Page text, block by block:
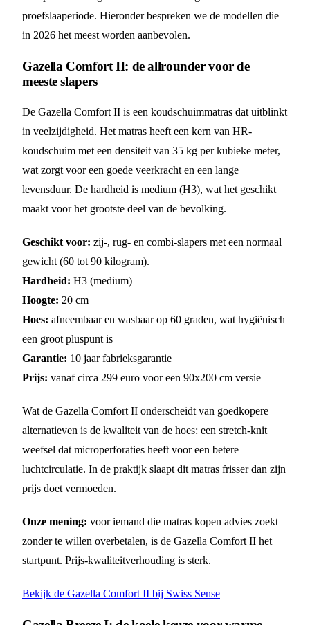
proefslaaperiode. Hieronder bespreken we de modellen die
in 2026 het meest worden aanbevolen.
Gazella Comfort II: de allrounder voor de
meeste slapers
De Gazella Comfort II is een koudschuimmatras dat uitblinkt
in veelzijdigheid. Het matras heeft een kern van HR-
koudschuim met een densiteit van 35 kg per kubieke meter,
wat zorgt voor een goede veerkracht en een lange
levensduur. De hardheid is medium (H3), wat het geschikt
maakt voor het grootste deel van de bevolking.
Geschikt voor: zij-, rug- en combi-slapers met een normaal
gewicht (60 tot 90 kilogram).
Hardheid: H3 (medium)
Hoogte: 20 cm
Hoes: afneembaar en wasbaar op 60 graden, wat hygiënisch
een groot pluspunt is
Garantie: 10 jaar fabrieksgarantie
Prijs: vanaf circa 299 euro voor een 90x200 cm versie
Wat de Gazella Comfort II onderscheidt van goedkopere
alternatieven is de kwaliteit van de hoes: een stretch-knit
weefsel dat microperforaties heeft voor een betere
luchtcirculatie. In de praktijk slaapt dit matras frisser dan zijn
prijs doet vermoeden.
Onze mening: voor iemand die matras kopen advies zoekt
zonder te willen overbetalen, is de Gazella Comfort II het
startpunt. Prijs-kwaliteitverhouding is sterk.
Bekijk de Gazella Comfort II bij Swiss Sense